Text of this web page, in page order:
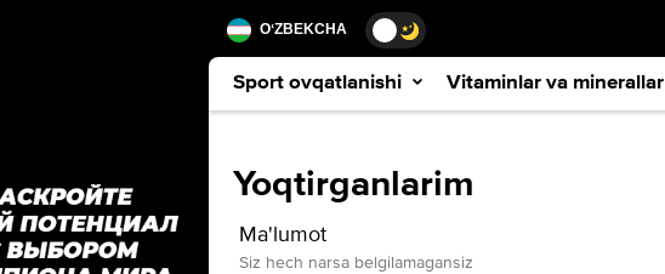
ОʻZBEKCHA
Sport ovqatlanishi Vitaminlar va minerallar
Yoqtirganlarim
Ma'lumot
Siz hech narsa belgilamagansiz